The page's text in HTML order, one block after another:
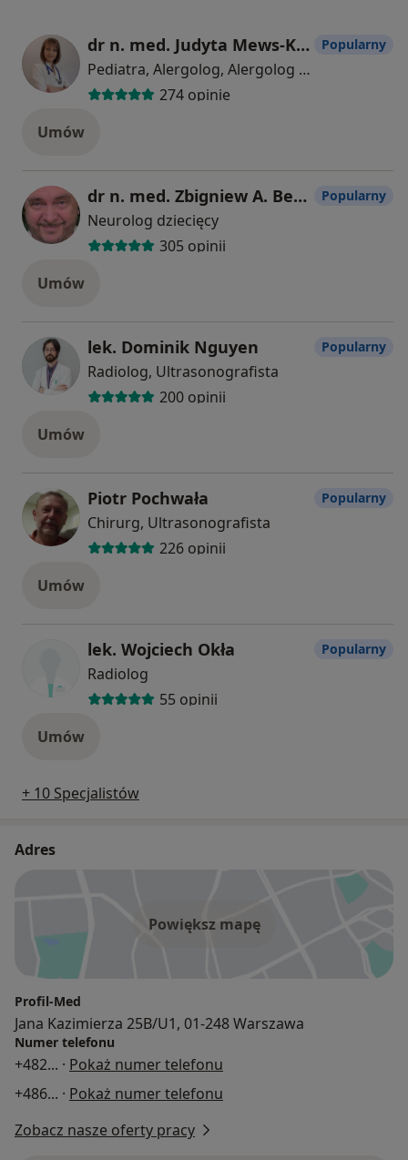
dr n. med. Judyta Mews-Kujszczyk
Pediatra, Alergolog, Alergolog dziecięcy
274 opinie
Popularny
Umów
dr n. med. Zbigniew A. Bentkowski
Neurolog dziecięcy
305 opinii
Popularny
Umów
lek. Dominik Nguyen
Radiolog, Ultrasonografista
200 opinii
Popularny
Umów
Piotr Pochwała
Chirurg, Ultrasonografista
226 opinii
Popularny
Umów
lek. Wojciech Okła
Radiolog
55 opinii
Popularny
Umów
+ 10 Specjalistów
Adres
Powiększ mapę
Profil-Med
Jana Kazimierza 25B/U1, 01-248 Warszawa
Numer telefonu
+482... · Pokaż numer telefonu
+486... · Pokaż numer telefonu
Zobacz nasze oferty pracy